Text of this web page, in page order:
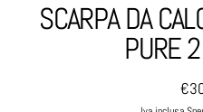
SCARPA DA
PURE